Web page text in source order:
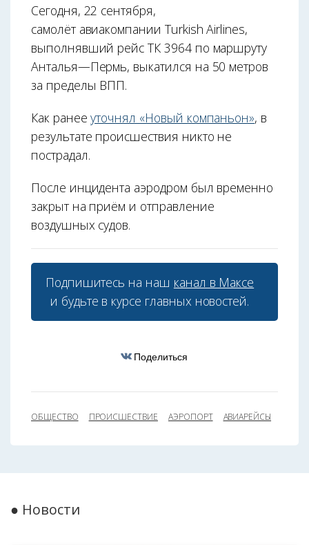
Сегодня, 22 сентября,
самолёт авиакомпании Turkish Airlines,
выполнявший рейс ТК 3964 по маршруту
Анталья—Пермь, выкатился на 50 метров
за пределы ВПП.
Как ранееуточнял «Новый компаньон», в
результате происшествия никто не
пострадал.
После инцидента аэродром был временно
закрыт на приём и отправление
воздушных судов.
Подпишитесь на наш канал в Максе
и будьте в курсе главных новостей.
Поделиться
ОБЩЕСТВО ПРОИСШЕСТВИЕ АЭРОПОРТ АВИАРЕЙСЫ
● Новости